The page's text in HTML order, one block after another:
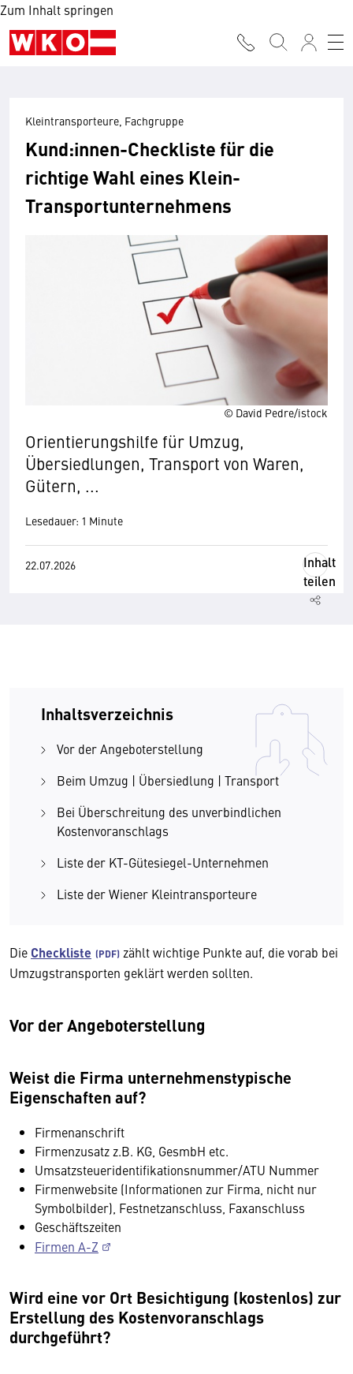
Zum Inhalt springen
© David Pedre/istock
Kleintransporteure, Fachgruppe
Kund:innen-Checkliste für die
richtige Wahl eines Klein-
Transportunternehmens
Orientierungshilfe für Umzug,
Übersiedlungen, Transport von Waren,
Gütern, ...
Lesedauer: 1 Minute
22.07.2026
Inhalt
teilen
Inhaltsverzeichnis
Vor der Angeboterstellung
Beim Umzug | Übersiedlung | Transport
Bei Überschreitung des unverbindlichen
Kostenvoranschlags
Liste der KT-Gütesiegel-Unternehmen
Liste der Wiener Kleintransporteure
Die Checkliste
zählt wichtige Punkte auf, die vorab bei
Umzugstransporten geklärt werden sollten.
Vor der Angeboterstellung
Weist die Firma unternehmenstypische
Eigenschaften auf?
Firmenanschrift
Firmenzusatz z.B. KG, GesmbH etc.
Umsatzsteueridentifikationsnummer/ATU Nummer
Firmenwebsite (Informationen zur Firma, nicht nur
Symbolbilder), Festnetzanschluss, Faxanschluss
Geschäftszeiten
Firmen A-Z
Wird eine vor Ort Besichtigung (kostenlos) zur
Erstellung des Kostenvoranschlags
durchgeführt?